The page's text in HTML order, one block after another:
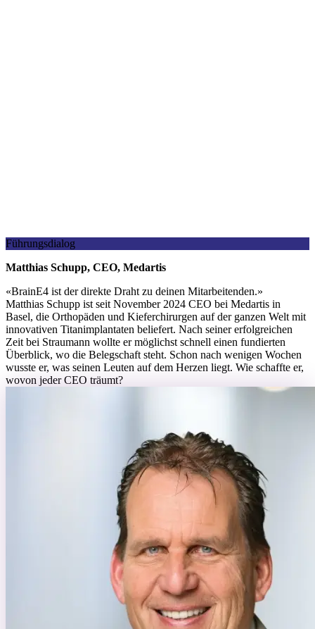
Führungsdialog
Matthias Schupp, CEO, Medartis
«BrainE4 ist der direkte Draht zu deinen Mitarbeitenden.»
Matthias Schupp ist seit November 2024 CEO bei Medartis in
Basel, die Orthopäden und Kieferchirurgen auf der ganzen Welt mit
innovativen Titanimplantaten beliefert. Nach seiner erfolgreichen
Zeit bei Straumann wollte er möglichst schnell einen fundierten
Überblick, wo die Belegschaft steht. Schon nach wenigen Wochen
wusste er, was seinen Leuten auf dem Herzen liegt. Wie schaffte er,
wovon jeder CEO träumt?